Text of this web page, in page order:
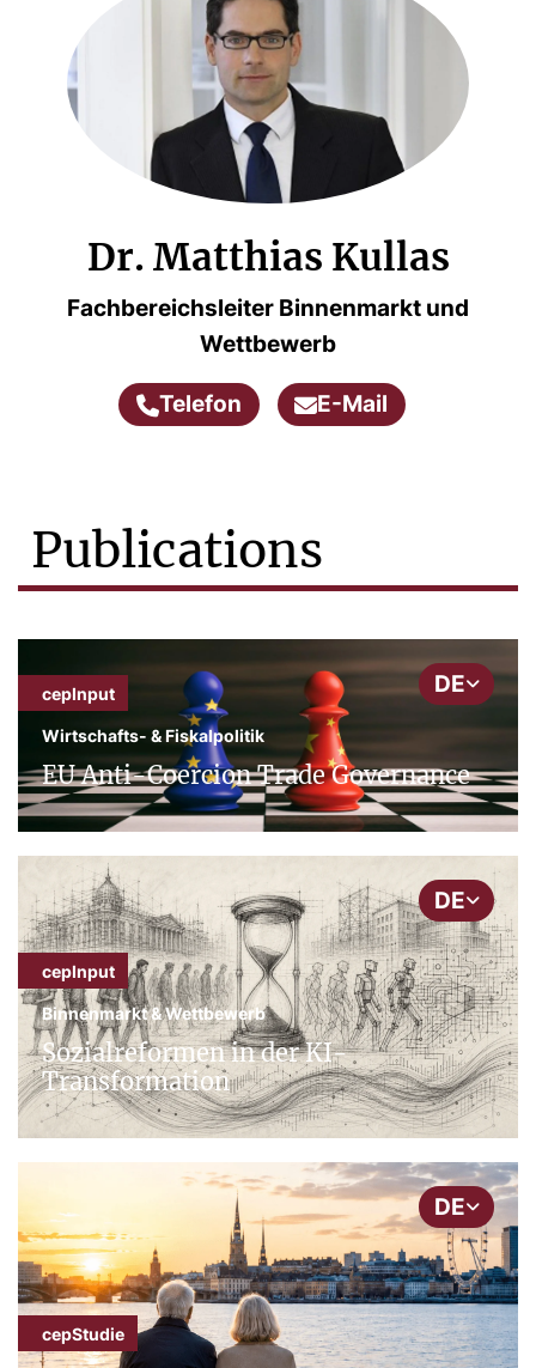
Dr. Matthias Kullas
Fachbereichsleiter Binnenmarkt und
Wettbewerb
Telefon E-Mail
Publications
DE
cepInput
Wirtschafts- & Fiskalpolitik
EU Anti-Coercion Trade Governance
DE
cepInput
Binnenmarkt & Wettbewerb
Sozialreformen in der KI-
Transformation
DE
cepStudie